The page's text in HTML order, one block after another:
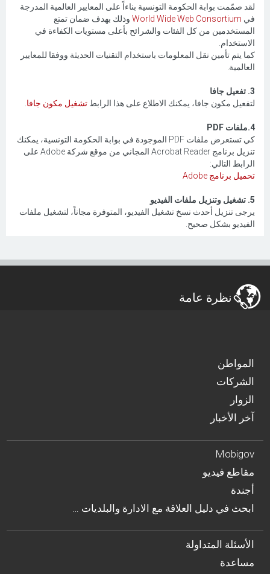
لقد صمّمت بوابة الحكومة التونسية بناءاً على المعايير العالمية المدرجة
في World Wide Web Consortium وذلك بهدف ضمان تمتع
المستخدمين من كل الفئات والشرائح بأعلى مستويات الكفاءة في
الاستخدام.
كما يتم تأمين نقل المعلومات باستخدام التقنيات الحديثة ووفقا للمعايير
العالمية.
3. تفعيل جافا
لتفعيل مكون جافا، يمكنك الاطلاع على هذا الرابط تشغيل مكون جافا
4.ملفات PDF
كي تستعرض ملفات PDF الموجودة في بوابة الحكومة التونسية، يمكنك
تنزيل برنامج Acrobat Reader المجاني من موقع شركة Adobe على
الرابط التالي:
تحميل برنامج Adobe
5. تشغيل وتنزيل ملفات الفيديو
يرجى تنزيل أحدث نسخ تشغيل الفيديو، المتوفرة مجاناً، لتشغيل ملفات
الفيديو بشكل صحيح.
نظرة عامة
المواطن
الشركات
الزوار
آخر الأخبار
Mobigov
مقاطع فيديو
أجندة
… ابحث في دليل العلاقة مع الادارة والبلديات
الأسئلة المتداولة
مساعدة